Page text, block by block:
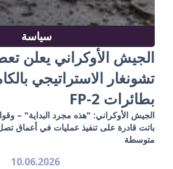
سياسة
الجيش الأوكراني يعلن
تشونغار الاستراتيجي
بطائرات FP-2
الجيش الأوكراني: "هذه مجرد البداية" –
باتت قادرة على تنفيذ عمليات في أعماق
متوسطة
10.06.2026